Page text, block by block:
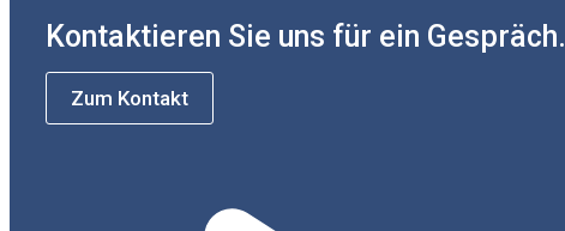
Kontaktieren Sie uns für ein Gespräch.
Zum Kontakt